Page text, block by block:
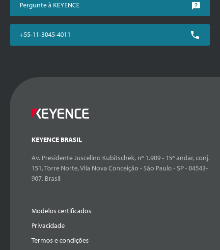
Pergunte à KEYENCE
+55-11-3045-4011
KEYENCE BRASIL
Av. Presidente Juscelino Kubitschek, nº 1.909 - 15º andar, conj.
151, Torre Norte, Vila Nova Conceição - São Paulo - SP - 04543-
907, Brasil
Modelos certificados
Privacidade
Termos e condições